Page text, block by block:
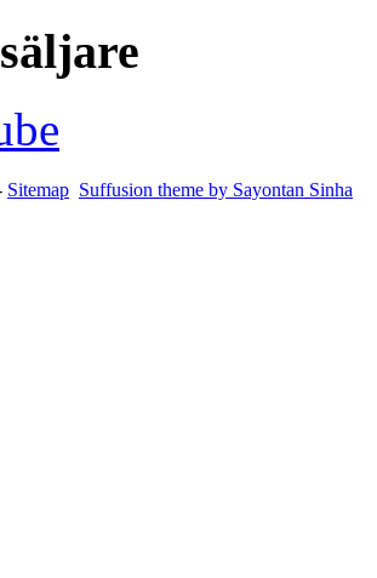
Sitemap Suffusion theme by Sayontan Sinha